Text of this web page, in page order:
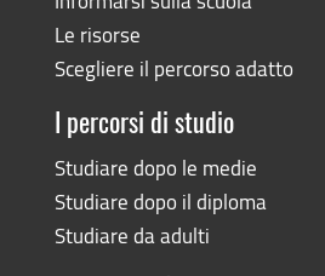
Le risorse
Scegliere il percorso adatto
I percorsi di studio
Studiare dopo le medie
Studiare dopo il diploma
Studiare da adulti